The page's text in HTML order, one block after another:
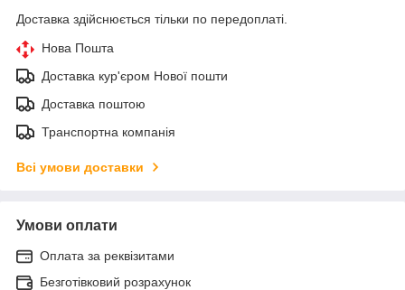
Доставка здійснюється тільки по передоплаті.
Нова Пошта
Доставка кур'єром Нової пошти
Доставка поштою
Транспортна компанія
Всі умови доставки
Умови оплати
Оплата за реквізитами
Безготівковий розрахунок